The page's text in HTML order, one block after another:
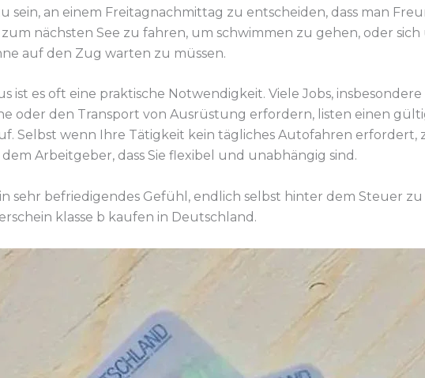
sein, an einem Freitagnachmittag zu entscheiden, dass man
nächsten See zu fahren, um schwimmen zu gehen, oder sich
auf den Zug warten zu müssen.
ist es oft eine praktische Notwendigkeit. Viele Jobs, insbesondere
oder den Transport von Ausrüstung erfordern, listen einen
Selbst wenn Ihre Tätigkeit kein tägliches Autofahren erfordert,
Arbeitgeber, dass Sie flexibel und unabhängig sind.
sehr befriedigendes Gefühl, endlich selbst hinter dem Steuer
klasse b kaufen in Deutschland.